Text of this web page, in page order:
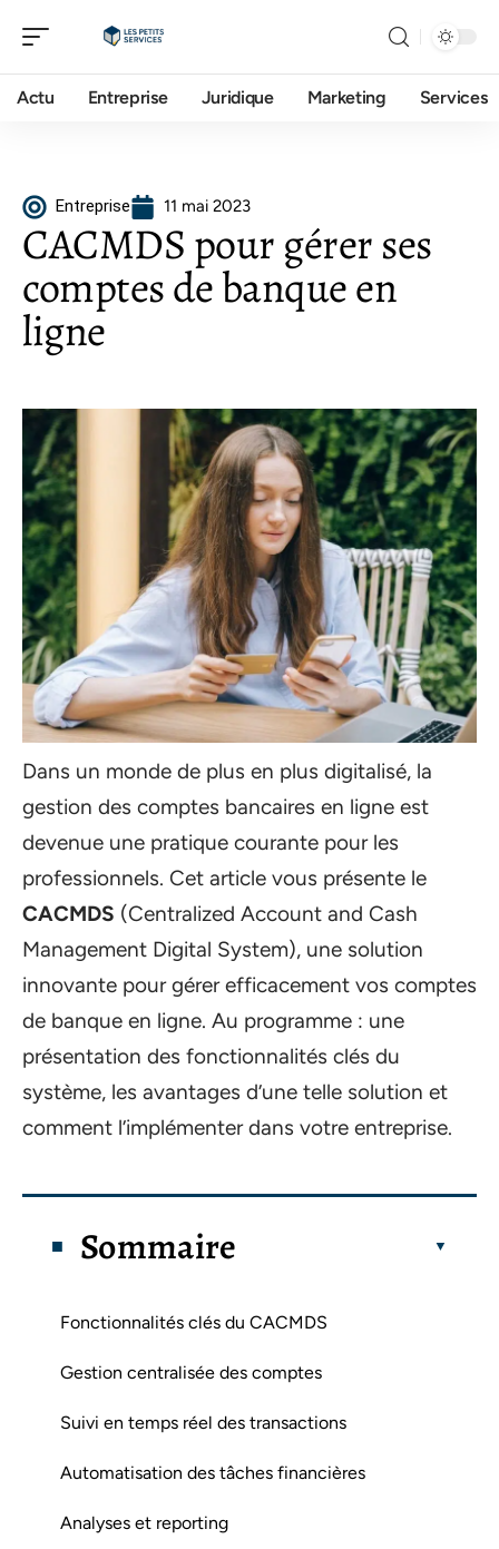
Actu Entreprise Juridique Marketing Services
Entreprise 11 mai 2023
CACMDS pour gérer ses
comptes de banque en
ligne
Dans un monde de plus en plus digitalisé, la
gestion des comptes bancaires en ligne est
devenue une pratique courante pour les
professionnels. Cet article vous présente le
CACMDS (Centralized Account and Cash
Management Digital System), une solution
innovante pour gérer efficacement vos comptes
de banque en ligne. Au programme : une
présentation des fonctionnalités clés du
système, les avantages d’une telle solution et
comment l’implémenter dans votre entreprise.
Sommaire
Fonctionnalités clés du CACMDS
Gestion centralisée des comptes
Suivi en temps réel des transactions
Automatisation des tâches financières
Analyses et reporting